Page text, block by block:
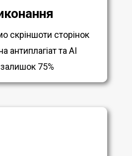
скріншоти сторінок
антиплагіат та AI
75%